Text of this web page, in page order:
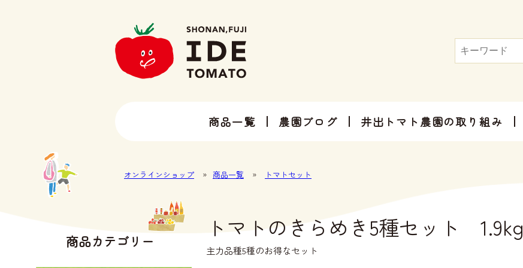
商品一覧 農園ブログ 井出トマト農園の取り組み
オンラインショップ » 商品一覧 » トマトセット
トマトのきらめき5種セット 1.9kg
主力品種5種のお得なセット
商品カテゴリー